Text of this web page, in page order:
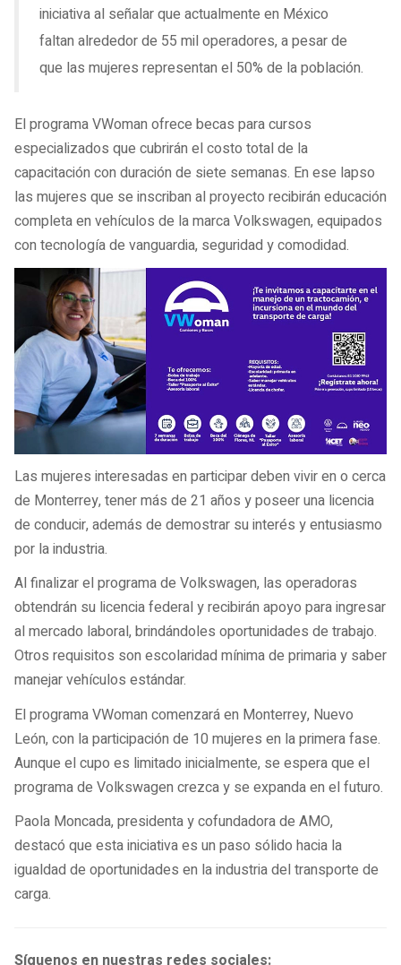
iniciativa al señalar que actualmente en México
faltan alrededor de 55 mil operadores, a pesar de
que las mujeres representan el 50% de la población.
El programa VWoman ofrece becas para cursos
especializados que cubrirán el costo total de la
capacitación con duración de siete semanas. En ese lapso
las mujeres que se inscriban al proyecto recibirán educación
completa en vehículos de la marca Volkswagen, equipados
con tecnología de vanguardia, seguridad y comodidad.
Las mujeres interesadas en participar deben vivir en o cerca
de Monterrey, tener más de 21 años y poseer una licencia
de conducir, además de demostrar su interés y entusiasmo
por la industria.
Al finalizar el programa de Volkswagen, las operadoras
obtendrán su licencia federal y recibirán apoyo para ingresar
al mercado laboral, brindándoles oportunidades de trabajo.
Otros requisitos son escolaridad mínima de primaria y saber
manejar vehículos estándar.
El programa VWoman comenzará en Monterrey, Nuevo
León, con la participación de 10 mujeres en la primera fase.
Aunque el cupo es limitado inicialmente, se espera que el
programa de Volkswagen crezca y se expanda en el futuro.
Paola Moncada, presidenta y cofundadora de AMO,
destacó que esta iniciativa es un paso sólido hacia la
igualdad de oportunidades en la industria del transporte de
carga.
Síguenos en nuestras redes sociales: